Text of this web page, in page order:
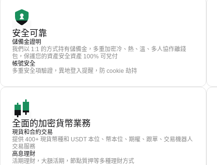
安全可靠
儲備金證明
我們以 1:1 的方式持有儲備金，多重加密冷、熱、溫、多人協作離錢
包，保護您的資產安全資產 100% 可兌付
帳號安全
多重安全項驗證，異地登入提醒，防 cookie 劫持
全面的加密貨幣業務
現貨和合約交易
提供 400+ 現貨幣種和 USDT 本位、幣本位、期權、跟單、交易機器人
交易服務
高息理財
活期理財，大額活期，節點質押等多種理財方式